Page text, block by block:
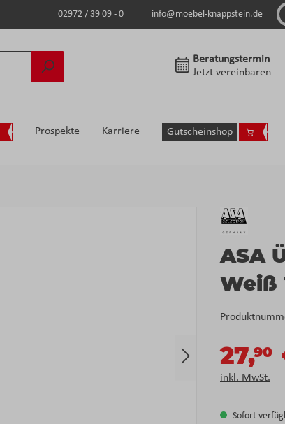
02972 / 39 09 - 0 info@moebel-knappstein.de
Beratungstermin
Jetzt vereinbaren
Prospekte Karriere Gutscheinshop
ASA
Weiß
27,90
inkl. MwSt.
Sofort